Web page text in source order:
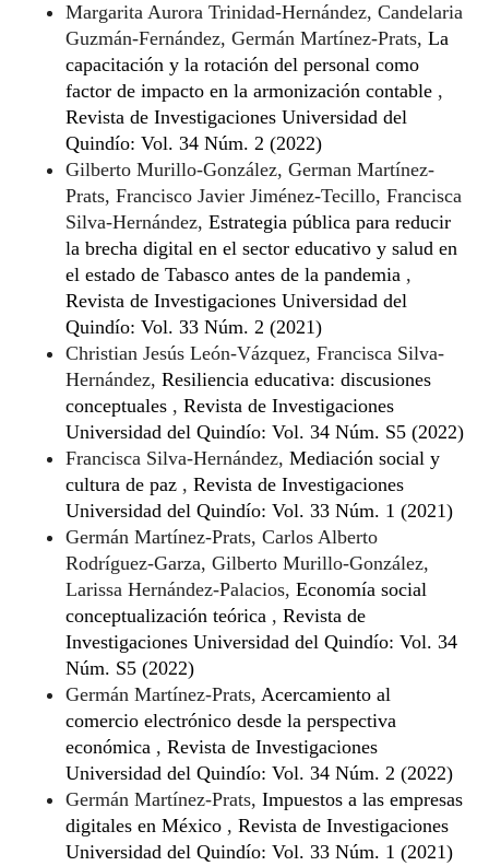
Margarita Aurora Trinidad-Hernández, Candelaria
Guzmán-Fernández, Germán Martínez-Prats, La
capacitación y la rotación del personal como
factor de impacto en la armonización contable ,
Revista de Investigaciones Universidad del
Quindío: Vol. 34 Núm. 2 (2022)
Gilberto Murillo-González, German Martínez-
Prats, Francisco Javier Jiménez-Tecillo, Francisca
Silva-Hernández, Estrategia pública para reducir
la brecha digital en el sector educativo y salud en
el estado de Tabasco antes de la pandemia ,
Revista de Investigaciones Universidad del
Quindío: Vol. 33 Núm. 2 (2021)
Christian Jesús León-Vázquez, Francisca Silva-
Hernández, Resiliencia educativa: discusiones
conceptuales , Revista de Investigaciones
Universidad del Quindío: Vol. 34 Núm. S5 (2022)
Francisca Silva-Hernández, Mediación social y
cultura de paz , Revista de Investigaciones
Universidad del Quindío: Vol. 33 Núm. 1 (2021)
Germán Martínez-Prats, Carlos Alberto
Rodríguez-Garza, Gilberto Murillo-González,
Larissa Hernández-Palacios, Economía social
conceptualización teórica , Revista de
Investigaciones Universidad del Quindío: Vol. 34
Núm. S5 (2022)
Germán Martínez-Prats, Acercamiento al
comercio electrónico desde la perspectiva
económica , Revista de Investigaciones
Universidad del Quindío: Vol. 34 Núm. 2 (2022)
Germán Martínez-Prats, Impuestos a las empresas
digitales en México , Revista de Investigaciones
Universidad del Quindío: Vol. 33 Núm. 1 (2021)